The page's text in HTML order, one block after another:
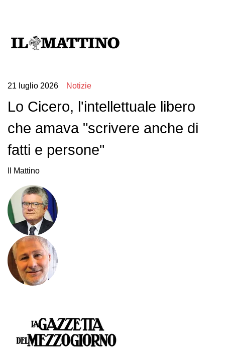
21 luglio 2026 Notizie
Lo Cicero, l'intellettuale libero
che amava "scrivere anche di
fatti e persone"
Il Mattino